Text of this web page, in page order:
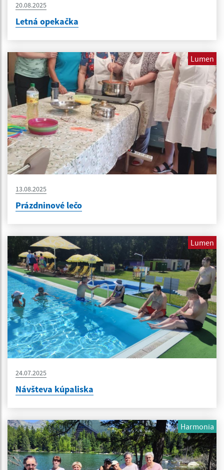
20.08.2025
Letná opekačka
Lumen
13.08.2025
Prázdninové lečo
Lumen
24.07.2025
Návšteva kúpaliska
Harmonia